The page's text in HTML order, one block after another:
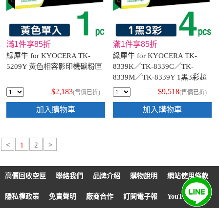
滿1件享85折
綠犀牛 for KYOCERA TK-
5209Y 黃色相容影印機碳粉匣
$2,183(售價已折)
加入購物車
滿1件享85折
綠犀牛 for KYOCERA TK-
8339K／TK-8339C／TK-
8339M／TK-8339Y 1黑3彩超
值組 相容影印機碳粉匣
$9,518(售價已折)
加入購物車
< 1 2 >
高價回收空匣 聯絡我們 品牌介紹 購物說明 網站使用條款
隱私權政策 免責聲明 廠商合作 訂閱電子報 YouTube